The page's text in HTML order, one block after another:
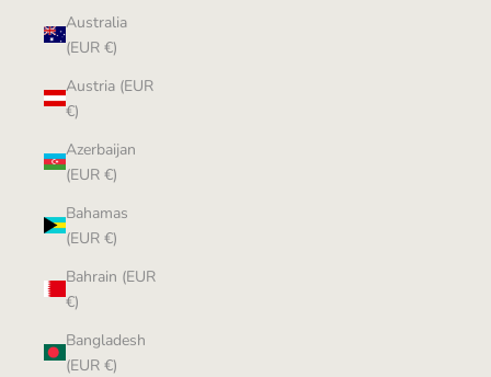
Australia
(EUR €)
Austria (EUR
€)
Azerbaijan
(EUR €)
Bahamas
(EUR €)
Bahrain (EUR
€)
Bangladesh
(EUR €)